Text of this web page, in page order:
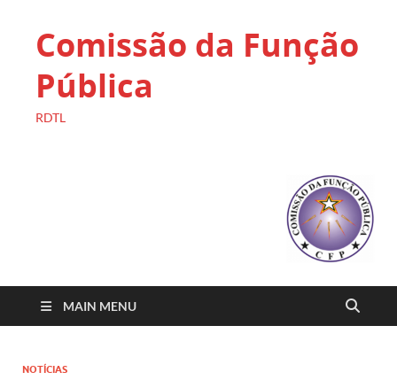
Comissão da Função
Pública
RDTL
MAIN MENU
NOTÍCIAS